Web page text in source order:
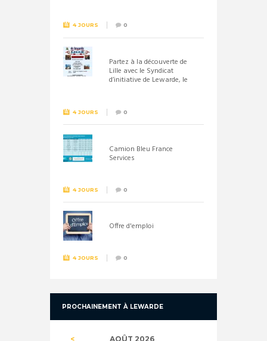
4 JOURS 0
Partez à la découverte de
Lille avec le Syndicat
d’initiative de Lewarde, le
4 JOURS 0
Camion Bleu France
Services
4 JOURS 0
Offre d'emploi
4 JOURS 0
PROCHAINEMENT À LEWARDE
AOÛT 2026